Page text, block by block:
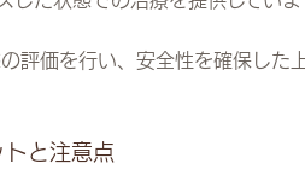
評価を行い、安全性を確保した
と注意点